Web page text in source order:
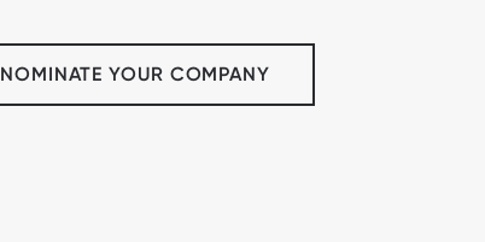
NOMINATE YOUR COMPANY